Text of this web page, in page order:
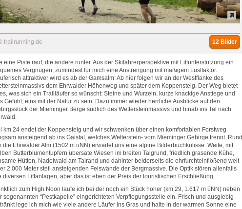
trailrunning.de 12 Bilder
eine Piste rauf, die andere runter. Aus der Skifahrerperspektive mit Liftunterstützung ein
Vergnügen, zumindest für mich eine Anstrengung mit mäßigem Lustfaktor.
attraktiver wird es ab der Gamsalm: Ab hier folgen wir an der Westflanke des
dem Ehrwalder Höhenweg und später dem Koppensteig. Der Weg bietet
was sich ein Trailläufer so wünscht: Steine und Wurzeln, kurze knackige Anstiege und
Gefühl, eins mit der Natur zu sein. Dazu immer wieder herrliche Ausblicke auf den
der Mieminger Berge südlich des Wettersteinmassivs und hinab ins Tal nach
km 24 endet der Koppensteig und wir schwenken über einen komfortablen Forstweg
ansteigend ab ins Gaistal, welches Wetterstein- vom Mieminger Gebirge trennt. Rund
die Ehrwalder Alm (1502 m üNN) erwartet uns eine alpine Bilderbuchkulisse: Weite, mit
Butterblumentupfern übersäte Wiesen im breiten Talgrund, friedlich grasende Kühe,
Hütten, Nadelwald am Talrand und dahinter beiderseits die ehrfurchteinflößend weit
2.000 Meter steil ansteigenden Felswände der Bergmassive. Die Optik stören allenfalls
diversen Liftanlagen, aber das ist eben der Preis der touristischen Erschließung.
zum High Noon laufe ich bei der noch ein Stück höher (km 29, 1.617 m üNN) neben
sogenannten “Pestkapelle” eingerichteten Verpflegungsstelle ein. Frisch und ausgiebig
lege ich mich wie viele andere Läufer ins Gras und halte in der warmen Sonne eine